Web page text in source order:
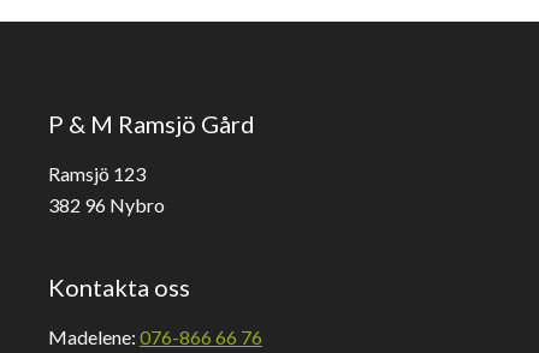
P & M Ramsjö Gård
Ramsjö 123
382 96 Nybro
Kontakta oss
Madelene: 076-866 66 76